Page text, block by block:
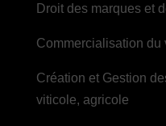
Droit des marques et
Commercialisation du
Création et Gestion
viticole, agricole